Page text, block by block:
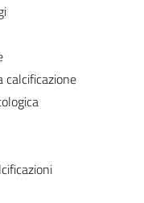
calcificazione